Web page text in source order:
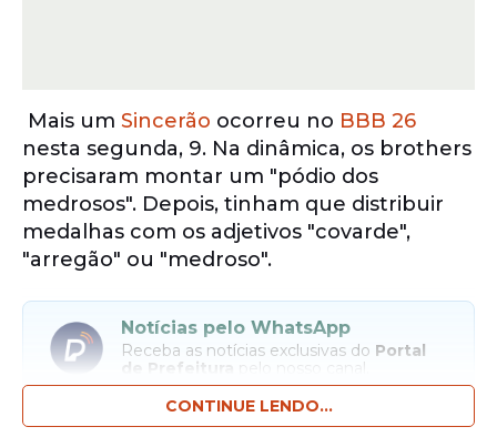
Mais um Sincerão ocorreu no BBB 26
nesta segunda, 9. Na dinâmica, os brothers
precisaram montar um "pódio dos
medrosos". Depois, tinham que distribuir
medalhas com os adjetivos "covarde",
"arregão" ou "medroso".
Notícias pelo WhatsApp
Receba as notícias exclusivas do Portal
de Prefeitura
pelo nosso canal.
Entrar no canal
CONTINUE LENDO...